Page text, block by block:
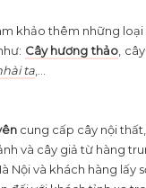
khảo thêm những loại
Cây hương thảo ,
ta
cung cấp cây nội
và cây giả từ hàng
Nội và khách hàng lấy